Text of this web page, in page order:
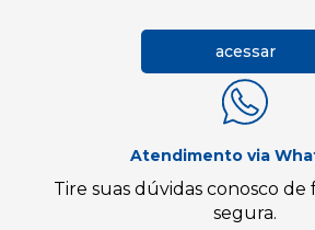
acessar
Atendimento via
Tire suas dúvidas conosco de
segura.